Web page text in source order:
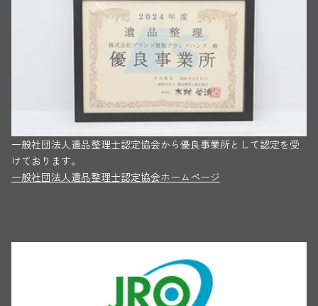
一般社団法人遺品整理士認定協会から優良事業所として認定を受
けております。
一般社団法人遺品整理士認定協会ホームページ